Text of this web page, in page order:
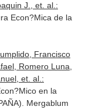
J., et. al.:
Econ?Mica de la
Francisco
Romero Luna,
et. al.:
en la
Mergablum